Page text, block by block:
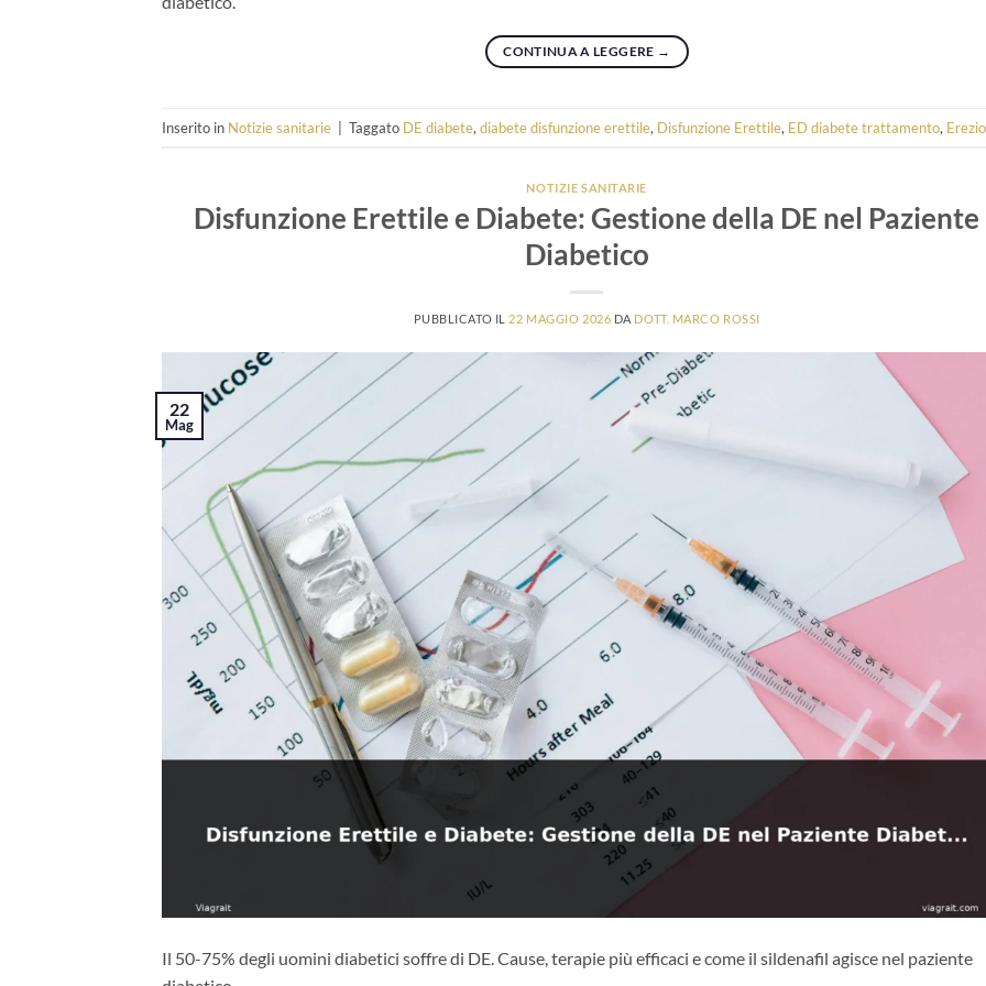
CONTINUA A LEGGERE →
Inserito in Notizie sanitarie | Taggato DE diabete, diabete disfunzione erettile, Disfunzione Erettile, ED diabete trattamento,
NOTIZIE SANITARIE
Disfunzione Erettile e Diabete: Gestione della DE nel Paziente
Diabetico
PUBBLICATO IL 22 MAGGIO 2026 DA DOTT. MARCO ROSSI
22
Mag
Il 50-75% degli uomini diabetici soffre di DE. Cause, terapie più efficaci e come il sildenafil agisce nel paziente